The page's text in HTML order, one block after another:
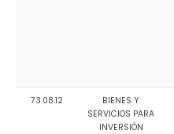
73.08.12
BIENES Y
SERVICIOS PARA
INVERSIÓN